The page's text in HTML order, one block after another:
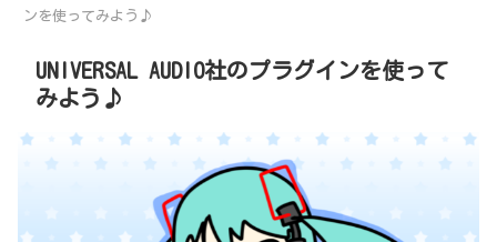
ンを使ってみよう♪
UNIVERSAL AUDIO社のプラグインを使って
みよう♪